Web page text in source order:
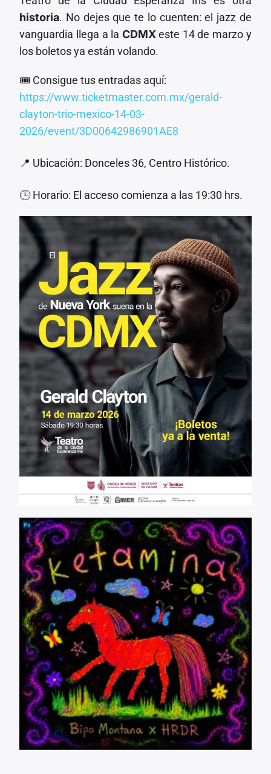
historia. No dejes que te lo cuenten: el jazz de
vanguardia llega a la CDMXeste 14 de marzo y
los boletos ya están volando.
🎟️ Consigue tus entradas aquí:
https://www.ticketmaster.com.mx/gerald-
clayton-trio-mexico-14-03-
2026/event/3D00642986901AE8
📍 Ubicación: Donceles 36, Centro Histórico.
🕒 Horario: El acceso comienza a las 19:30 hrs.